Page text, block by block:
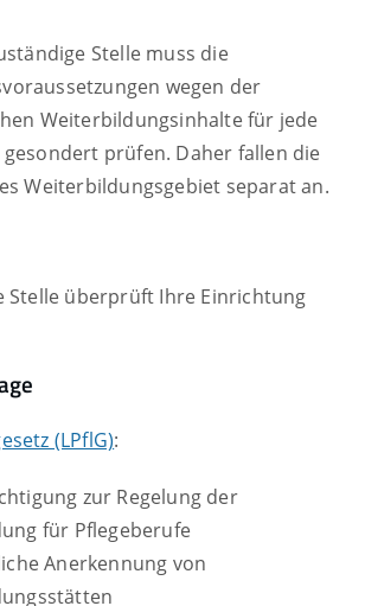
Stelle muss die
wegen der
Weiterbildungsinhalte für jede
prüfen. Daher fallen die
Weiterbildungsgebiet separat an.
Stelle überprüft Ihre Einrichtung
(LPflG):
zur Regelung der
für Pflegeberufe
Anerkennung von